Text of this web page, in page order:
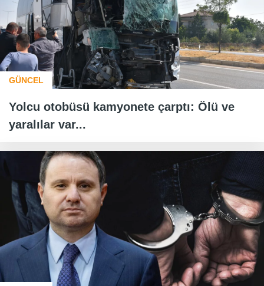
GÜNCEL
Yolcu otobüsü kamyonete çarptı: Ölü ve
yaralılar var...